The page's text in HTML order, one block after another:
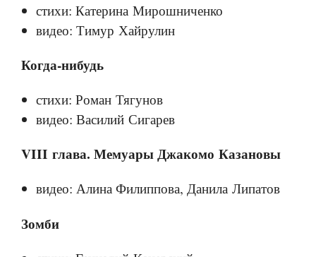
стихи: Катерина Мирошниченко
видео: Тимур Хайрулин
Когда-нибудь
стихи: Роман Тягунов
видео: Василий Сигарев
VIII глава. Мемуары Джакомо Казановы
видео: Алина Филиппова, Данила Липатов
Зомби